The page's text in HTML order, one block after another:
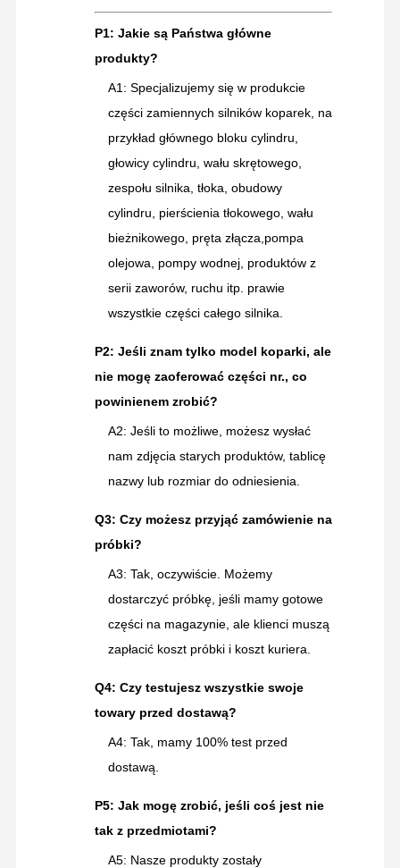
P1: Jakie są Państwa główne
produkty?
A1: Specjalizujemy się w produkcie
części zamiennych silników koparek, na
przykład głównego bloku cylindru,
głowicy cylindru, wału skrętowego,
zespołu silnika, tłoka, obudowy
cylindru, pierścienia tłokowego, wału
bieżnikowego, pręta złącza,pompa
olejowa, pompy wodnej, produktów z
serii zaworów, ruchu itp. prawie
wszystkie części całego silnika.
P2: Jeśli znam tylko model koparki, ale
nie mogę zaoferować części nr., co
powinienem zrobić?
A2: Jeśli to możliwe, możesz wysłać
nam zdjęcia starych produktów, tablicę
nazwy lub rozmiar do odniesienia.
Q3: Czy możesz przyjąć zamówienie na
próbki?
A3: Tak, oczywiście. Możemy
dostarczyć próbkę, jeśli mamy gotowe
części na magazynie, ale klienci muszą
zapłacić koszt próbki i koszt kuriera.
Q4: Czy testujesz wszystkie swoje
towary przed dostawą?
A4: Tak, mamy 100% test przed
dostawą.
P5: Jak mogę zrobić, jeśli coś jest nie
tak z przedmiotami?
A5: Nasze produkty zostały